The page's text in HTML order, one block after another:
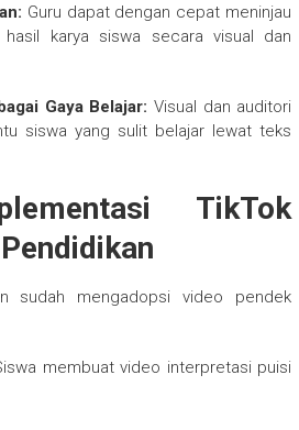
Guru dapat dengan cepat meninjau
hasil karya siswa secara visual dan
Gaya Belajar: Visual dan auditori
siswa yang sulit belajar lewat teks
TikTok
sudah mengadopsi video pendek
membuat video interpretasi puisi